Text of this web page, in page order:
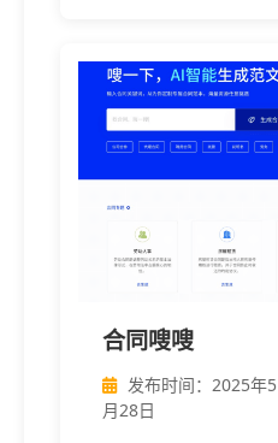
合同嗖嗖
发布时间：2025年5
月28日